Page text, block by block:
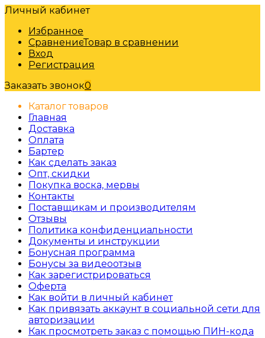
Личный кабинет
Избранное
СравнениеТовар в сравнении
Вход
Регистрация
Заказать звонок0
Каталог товаров
Главная
Доставка
Оплата
Бартер
Как сделать заказ
Опт, скидки
Покупка воска, мервы
Контакты
Поставщикам и производителям
Отзывы
Политика конфиденциальности
Документы и инструкции
Бонусная программа
Бонусы за видеоотзыв
Как зарегистрироваться
Оферта
Как войти в личный кабинет
Как привязать аккаунт в социальной сети для
авторизации
Как просмотреть заказ с помощью ПИН-кода